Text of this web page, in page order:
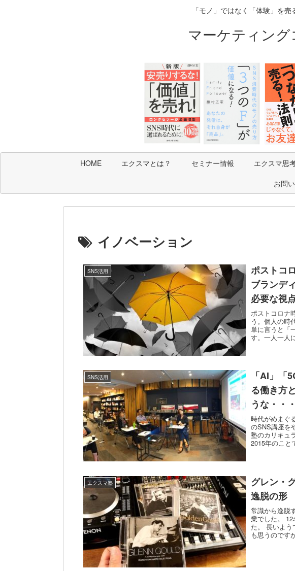
「モノ」ではなく「体験」を
マーケティン
HOME エクスマとは？ セミナー情報 エクスマ思
お問
イノベーション
SNS活用
ポストコ
ブランデ
必要な視
ポストコロナ
う。個人の時
単に言うと「
す。一人一人
常に何をす
ことです。
SNS活用
「AI」「
る働き方
うな・・・
時代がめまぐ
のSNS講座を
塾のカリキュ
2015年のこと
エクスマ塾
グレン・
逸脱の形
常識から逸脱
業でした。
た。 長いよう
も思うのです